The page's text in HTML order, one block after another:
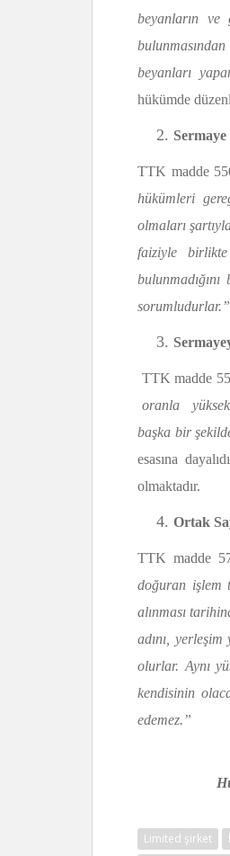
beyanların ve
beyanları
hükümde
TTK madde
hükümleri
olmaları
faiziyle
sorumludurlar.”
TTK madde
oranla
başka bir
esası­na
olmaktadır.
Ortak
TTK madde
doğuran işlem
alınması
adını,
olurlar. Aynı
kendisinin
edemez.”
Limited şirket